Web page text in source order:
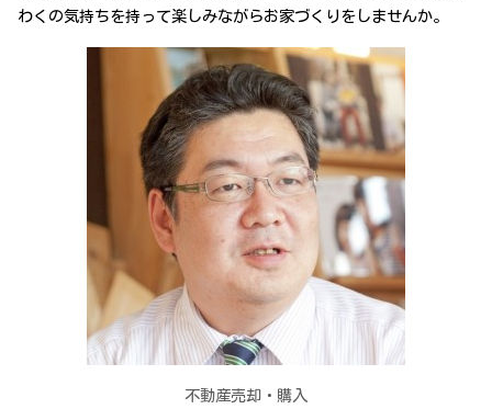
わくの気持ちを持って楽しみながらお家づくりをしませんか。
不動産売却・購入